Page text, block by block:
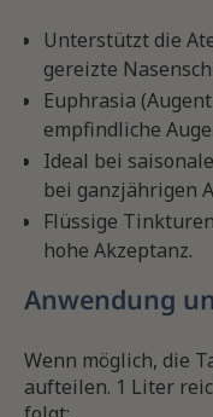
Unterstützt die
gereizte
Euphrasia
empfindliche
Ideal bei
bei ganzjährigen
Flüssige
hohe Akzeptanz.
Anwendung
Wenn möglich, die
aufteilen. 1 Liter